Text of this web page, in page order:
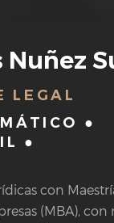
LEGAL
●
●
con
(MBA), con